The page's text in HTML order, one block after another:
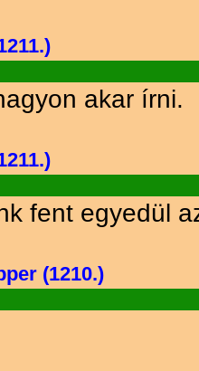
akar írni.
fent egyedül
(1210.)